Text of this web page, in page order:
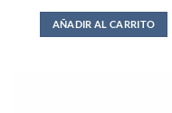
AÑADIR AL CARRITO